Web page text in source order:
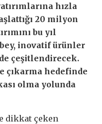
hızla
20 milyon
bu yıl
inovatif ürünler
çeşitlendirecek.
çıkarma hedefinde
olma yolunda
dikkat çeken